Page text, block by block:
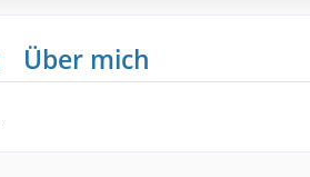
Über mich